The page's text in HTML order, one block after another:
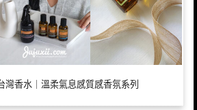
灣香水｜溫柔氣息感質感香氛系列